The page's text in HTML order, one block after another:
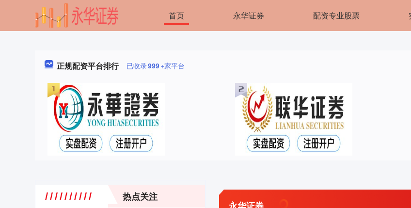
首页 永华证券 配资专业股票
正规配资平台排行 已收录999+家平台
热点关注